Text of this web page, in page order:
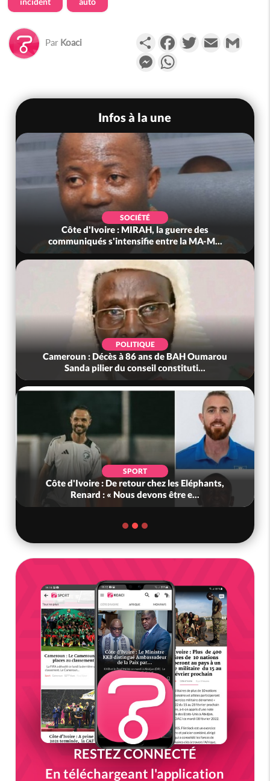
Par Koaci PartagerFacebookTwitterEmail
Messenger
Infos à la une
SOCIÉTÉ
Côte d'Ivoire : MIRAH, la guerre des
communiqués s'intensifie entre la MA-M...
POLITIQUE
Cameroun : Décès à 86 ans de BAH Oumarou
Sanda pilier du conseil constituti...
SPORT
Côte d'Ivoire : De retour chez les Eléphants,
Renard : « Nous devons être e...
RESTEZ CONNECTÉ
En téléchargeant l'application